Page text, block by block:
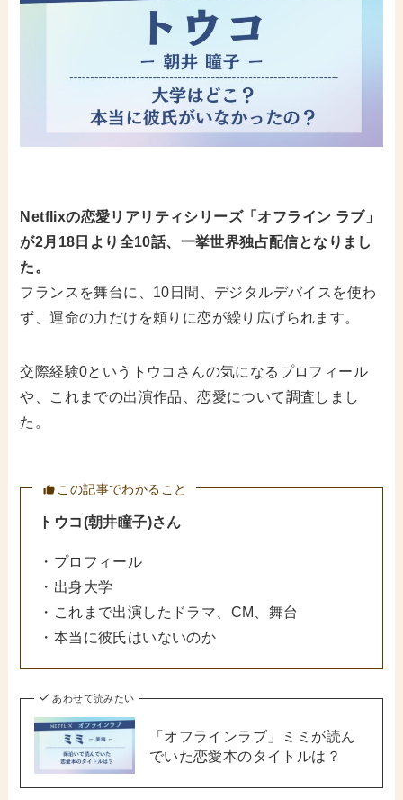
Netflixの恋愛リアリティシリーズ「オフライン ラブ」
が2月18日より全10話、一挙世界独占配信となりまし
た。
フランスを舞台に、10日間、デジタルデバイスを使わ
ず、運命の力だけを頼りに恋が繰り広げられます。
交際経験0というトウコさんの気になるプロフィール
や、これまでの出演作品、恋愛について調査しまし
た。
この記事でわかること
トウコ(朝井瞳子)さん
・プロフィール
・出身大学
・これまで出演したドラマ、CM、舞台
・本当に彼氏はいないのか
あわせて読みたい
「オフラインラブ」ミミが読ん
でいた恋愛本のタイトルは？